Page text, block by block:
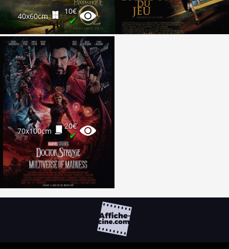
40x60cm
10€
✔
70x100cm
20€
✔